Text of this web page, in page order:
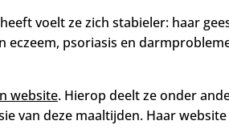
voelt ze zich stabieler: haar
psoriasis en
website. Hierop deelt ze onder
van deze maaltijden. Haar website